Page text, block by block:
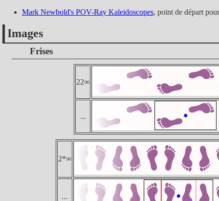
Mark Newbold's POV-Ray Kaleidoscopes, point de départ
Images
Frises
22∞
...
2*∞
...